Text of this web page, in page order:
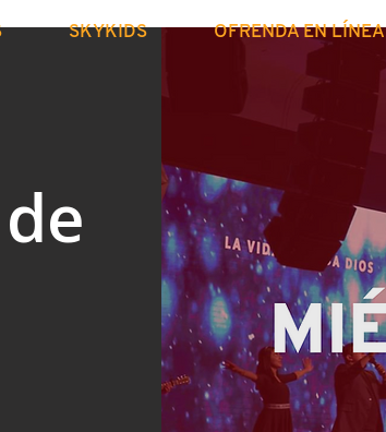
SKYKIDS OFRENDA EN LÍNEA